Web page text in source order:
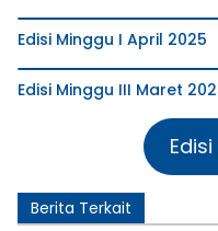
Edisi Minggu I April 2025
Edisi Minggu III Maret
Berita Terkait